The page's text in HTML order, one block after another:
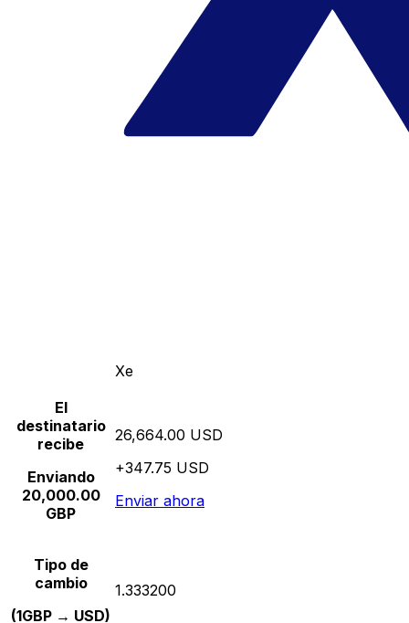
Xe
El
destinatario
recibe
Enviando
20,000.00
GBP
26,664.00 USD
+347.75 USD
Enviar ahora
Tipo de
cambio
(1GBP → USD)
1.333200